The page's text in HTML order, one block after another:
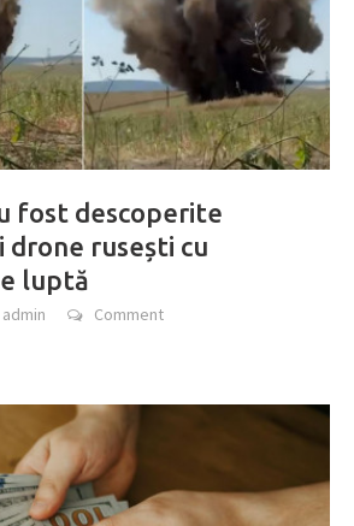
fost descoperite
rusești cu
luptă
admin Comment